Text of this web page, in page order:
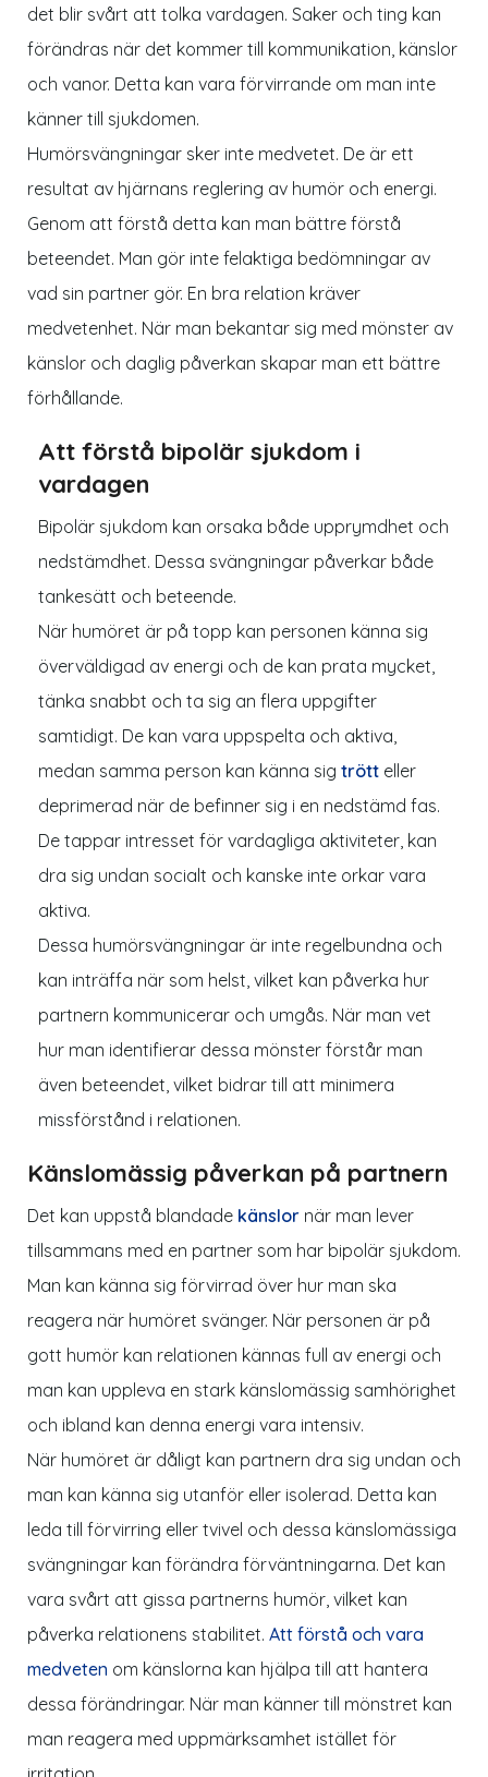
det blir svårt att tolka vardagen. Saker och ting kan
förändras när det kommer till kommunikation, känslor
och vanor. Detta kan vara förvirrande om man inte
känner till sjukdomen.
Humörsvängningar sker inte medvetet. De är ett
resultat av hjärnans reglering av humör och energi.
Genom att förstå detta kan man bättre förstå
beteendet. Man gör inte felaktiga bedömningar av
vad sin partner gör. En bra relation kräver
medvetenhet. När man bekantar sig med mönster av
känslor och daglig påverkan skapar man ett bättre
förhållande.
Att förstå bipolär sjukdom i
vardagen
Bipolär sjukdom kan orsaka både upprymdhet och
nedstämdhet. Dessa svängningar påverkar både
tankesätt och beteende.
När humöret är på topp kan personen känna sig
överväldigad av energi och de kan prata mycket,
tänka snabbt och ta sig an flera uppgifter
samtidigt. De kan vara uppspelta och aktiva,
medan samma person kan känna sig trött eller
deprimerad när de befinner sig i en nedstämd fas.
De tappar intresset för vardagliga aktiviteter, kan
dra sig undan socialt och kanske inte orkar vara
aktiva.
Dessa humörsvängningar är inte regelbundna och
kan inträffa när som helst, vilket kan påverka hur
partnern kommunicerar och umgås. När man vet
hur man identifierar dessa mönster förstår man
även beteendet, vilket bidrar till att minimera
missförstånd i relationen.
Känslomässig påverkan på partnern
Det kan uppstå blandade känslor när man lever
tillsammans med en partner som har bipolär sjukdom.
Man kan känna sig förvirrad över hur man ska
reagera när humöret svänger. När personen är på
gott humör kan relationen kännas full av energi och
man kan uppleva en stark känslomässig samhörighet
och ibland kan denna energi vara intensiv.
När humöret är dåligt kan partnern dra sig undan och
man kan känna sig utanför eller isolerad. Detta kan
leda till förvirring eller tvivel och dessa känslomässiga
svängningar kan förändra förväntningarna. Det kan
vara svårt att gissa partnerns humör, vilket kan
påverka relationens stabilitet. Att förstå och vara
medveten om känslorna kan hjälpa till att hantera
dessa förändringar. När man känner till mönstret kan
man reagera med uppmärksamhet istället för